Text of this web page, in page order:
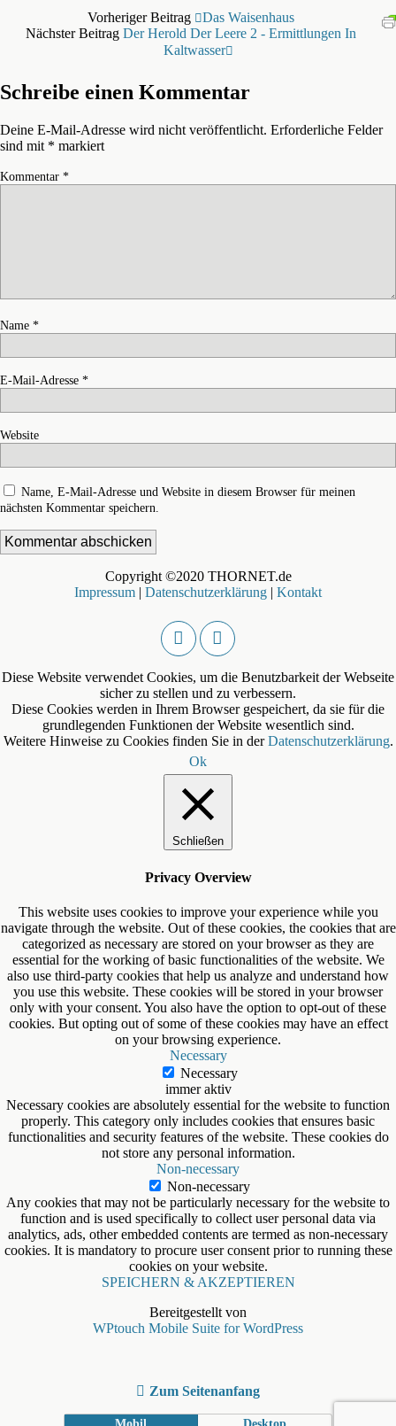
Vorheriger Beitrag
Das Waisenhaus
Nächster Beitrag Der Herold Der Leere 2 - Ermittlungen In
Kaltwasser
Schreibe einen Kommentar
Deine E-Mail-Adresse wird nicht veröffentlicht. Erforderliche Felder
sind mit * markiert
Kommentar *
Name *
E-Mail-Adresse *
Website
Name, E-Mail-Adresse und Website in diesem Browser für meinen
nächsten Kommentar speichern.
Copyright ©2020 THORNET.de
Impressum | Datenschutzerklärung | Kontakt
Diese Website verwendet Cookies, um die Benutzbarkeit der Webseite
sicher zu stellen und zu verbessern.
Diese Cookies werden in Ihrem Browser gespeichert, da sie für die
grundlegenden Funktionen der Website wesentlich sind.
Weitere Hinweise zu Cookies finden Sie in derDatenschutzerklärung.
Ok
Schließen
Privacy Overview
This website uses cookies to improve your experience while you
navigate through the website. Out of these cookies, the cookies that are
categorized as necessary are stored on your browser as they are
essential for the working of basic functionalities of the website. We
also use third-party cookies that help us analyze and understand how
you use this website. These cookies will be stored in your browser
only with your consent. You also have the option to opt-out of these
cookies. But opting out of some of these cookies may have an effect
on your browsing experience.
Necessary
Necessary
immer aktiv
Necessary cookies are absolutely essential for the website to function
properly. This category only includes cookies that ensures basic
functionalities and security features of the website. These cookies do
not store any personal information.
Non-necessary
Non-necessary
Any cookies that may not be particularly necessary for the website to
function and is used specifically to collect user personal data via
analytics, ads, other embedded contents are termed as non-necessary
cookies. It is mandatory to procure user consent prior to running these
cookies on your website.
SPEICHERN & AKZEPTIEREN
Bereitgestellt von
WPtouch Mobile Suite for WordPress
Zum Seitenanfang